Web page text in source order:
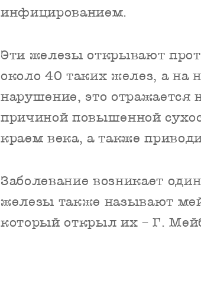
инфицированием.
Эти железы открывают
около 40 таких желез, а на
нарушение, это отражается
причиной повышенной
краем века, а также
Заболевание возникает
железы также называют
который открыл их – Г.